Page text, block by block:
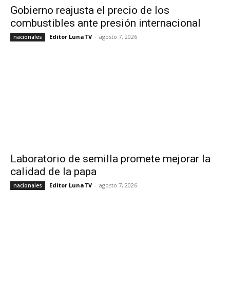
Gobierno reajusta el precio de los
combustibles ante presión internacional
nacionales Editor LunaTV - agosto 7, 2026
Laboratorio de semilla promete mejorar la
calidad de la papa
nacionales Editor LunaTV - agosto 7, 2026